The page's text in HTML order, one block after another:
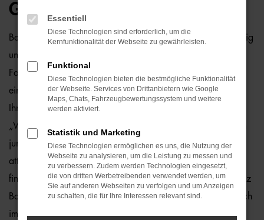
GEBRAUCHTWAGEN WARTET
Bei uns kaufen Sie einen VW Taigo Gebrauchtwagen günstig
und ohne Risiko. Der Grund liegt darin, dass wir jedes
Fahrzeug eingehend überprüfen und somit einen
einwandfreien Zustand gewährleisten. Hierauf geben wir
Ihnen eine Gewährleistung von einem Jahr – und das ohne
„Wenn und Aber“. In den meisten Fällen handelt es sich um
junge Gebrauchte vom Typ VW Taigo, die wir zu überaus
attraktiven Preisen anbieten. VW Taigo Gebrauchtwagen
finden Sie an jedem unserer sieben Standorte, die über ganz
Bayern verteilt sind. Des Weiteren verschaffen wir Ihnen auch
im Rahmen unserer Internetpräsenz einen guten Überblick.
Essentiell
Diese Technologien sind erforderlich, um die
Kernfunktionalität der Webseite zu gewährleisten.
Funktional
Diese Technologien bieten die bestmögliche Funktionalität
der Webseite. Services von Drittanbietern wie Google
Maps, Chats, Fahrzeugbewertungssystem und weitere
werden aktiviert.
Statistik und Marketing
Diese Technologien ermöglichen es uns, die Nutzung der
Webseite zu analysieren, um die Leistung zu messen und
zu verbessern. Zudem werden Technologien eingesetzt,
die von dritten Werbetreibenden verwendet werden, um
Sie auf anderen Webseiten zu verfolgen und um Anzeigen
zu schalten, die für Ihre Interessen relevant sind.